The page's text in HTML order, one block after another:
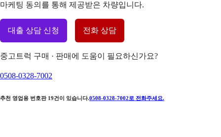
마케팅 동의를 통해 제공받은 차량입니다.
대출 상담 신청 전화 상담
중고트럭 구매 · 판매에 도움이 필요하신가요?
0508-0328-7002
추천 영업용 번호판 19건이 있습니다.0508-0328-7002 로 전화주세요.